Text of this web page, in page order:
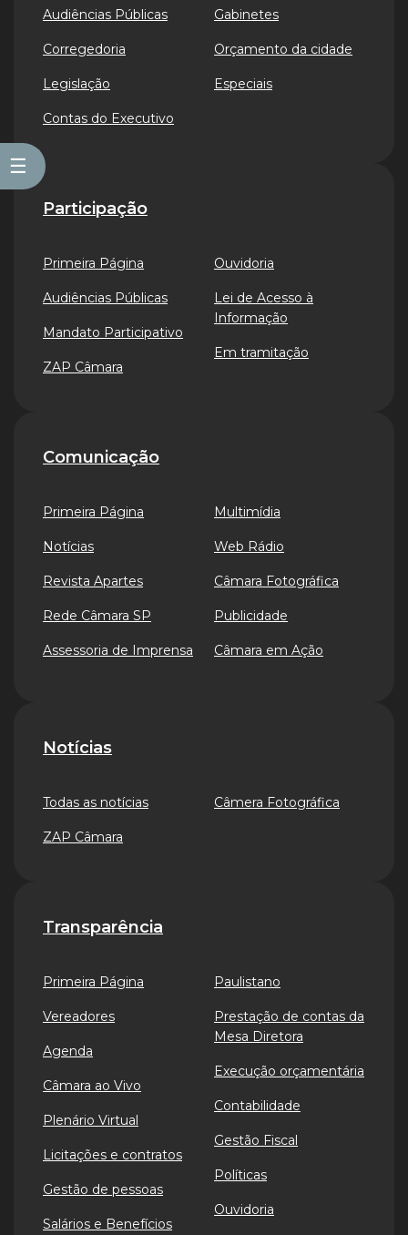
☰
Audiências Públicas
Corregedoria
Legislação
Contas do Executivo
Gabinetes
Orçamento da cidade
Especiais
Participação
Primeira Página
Audiências Públicas
Mandato Participativo
ZAP Câmara
Ouvidoria
Lei de Acesso à
Informação
Em tramitação
Comunicação
Primeira Página
Notícias
Revista Apartes
Rede Câmara SP
Assessoria de Imprensa
Multimídia
Web Rádio
Câmara Fotográfica
Publicidade
Câmara em Ação
Notícias
Todas as notícias
ZAP Câmara
Câmera Fotográfica
Transparência
Primeira Página
Vereadores
Agenda
Câmara ao Vivo
Plenário Virtual
Licitações e contratos
Gestão de pessoas
Salários e Benefícios
Paulistano
Prestação de contas da
Mesa Diretora
Execução orçamentária
Contabilidade
Gestão Fiscal
Políticas
Ouvidoria